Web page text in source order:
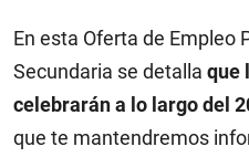
En esta Oferta de Empleo
Secundaria se detalla que
celebrarán a lo largo del
que te mantendremos